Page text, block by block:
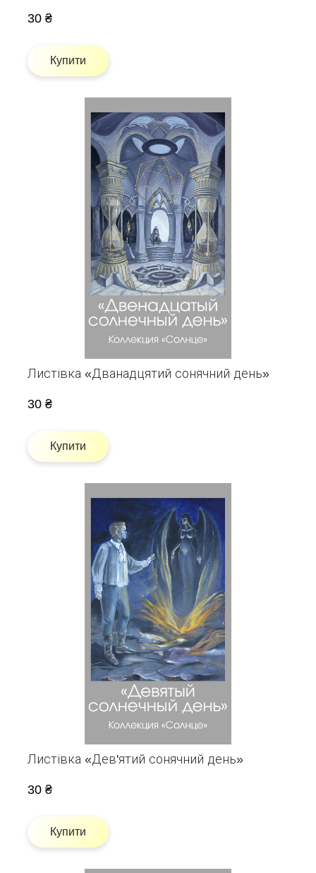
30 ₴
Купити
Листівка «Дванадцятий сонячний день»
30 ₴
Купити
Листівка «Дев'ятий сонячний день»
30 ₴
Купити